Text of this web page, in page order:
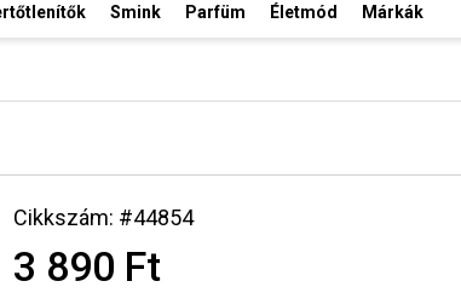
Smink Parfüm Életmód Márkák
Cikkszám: #44854
3 890 Ft